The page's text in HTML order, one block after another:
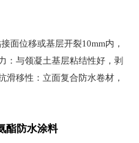
面位移或基层开裂10mm内，
：与领凝土基层粘结性好，剥
滑移性：立面复合防水卷材，
酯防水涂料